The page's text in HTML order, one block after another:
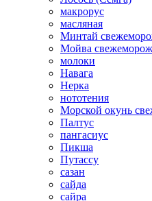
макрорус
масляная
Минтай
Мойва
молоки
Навага
Нерка
нототения
Морской окунь
Палтус
пангасиус
Пикша
Путассу
сазан
сайда
сайра